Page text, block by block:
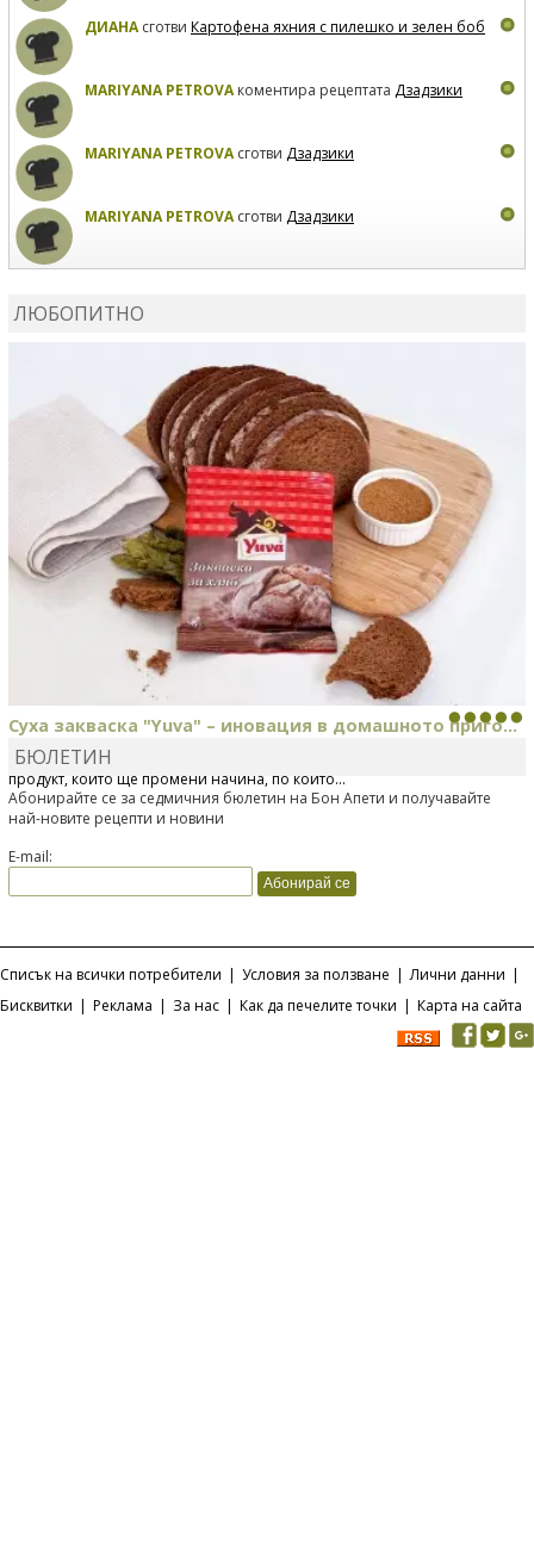
ДИАНАсготви Картофена яхния с пилешко и зелен боб
MARIYANA PETROVAкоментира рецептата Дзадзики
MARIYANA PETROVAсготви Дзадзики
MARIYANA PETROVAсготви Дзадзики
ЛЮБОПИТНО
Суха закваска "Yuva" – иновация в домашното приго...
Отскоро Лесафр България стартира предлагането на изцяло нов
продукт, който ще промени начина, по който...
БЮЛЕТИН
Абонирайте се за седмичния бюлетин на Бон Апети и получавайте
най-новите рецепти и новини
E-mail:
Списък на всички потребители | Условия за ползване | Лични данни |
Бисквитки | Реклама | За нас | Как да печелите точки | Карта на сайта